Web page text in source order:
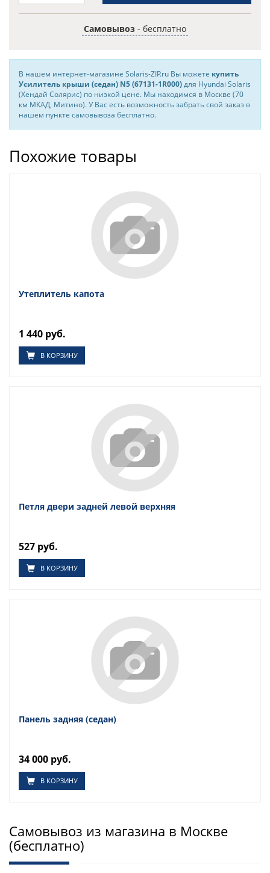
Самовывоз - бесплатно
В нашем интернет-магазине Solaris-ZIP.ru Вы можете купить
Усилитель крыши (седан) N5 (67131-1R000)для Hyundai Solaris
(Хендай Солярис) по низкой цене. Мы находимся в Москве (70
км МКАД, Митино). У Вас есть возможность забрать свой заказ в
нашем пункте самовывоза бесплатно.
Похожие товары
Утеплитель капота
1 440 руб.
В КОРЗИНУ
Петля двери задней левой верхняя
527 руб.
В КОРЗИНУ
Панель задняя (седан)
34 000 руб.
В КОРЗИНУ
Самовывоз из магазина в Москве
(бесплатно)